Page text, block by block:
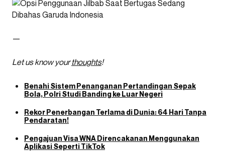
—
Let us know yourthoughts!
Benahi Sistem Penanganan Pertandingan Sepak
Bola, Polri Studi Banding ke Luar Negeri
Rekor Penerbangan Terlama di Dunia: 64 Hari Tanpa
Pendaratan!
Pengajuan Visa WNA Direncakanan Menggunakan
Aplikasi Seperti TikTok